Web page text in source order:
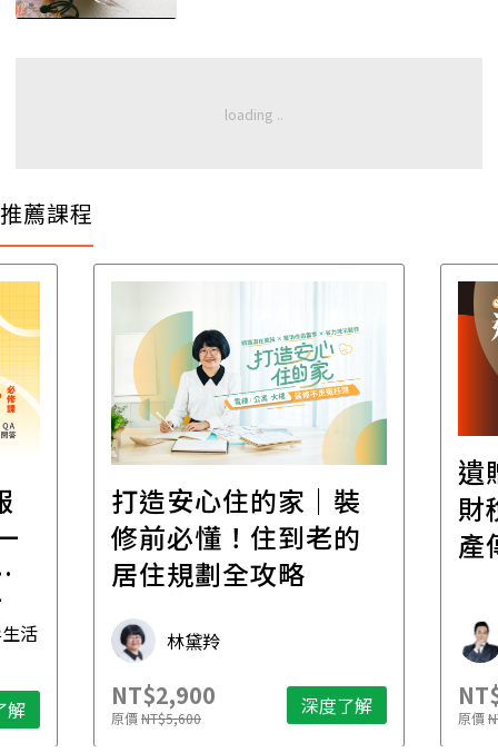
推薦課程
活
解
打造安心住的家｜裝
修前必懂！住到老的
居住規劃全攻略
林黛羚
NT$2,900
原價NT$5,600 深度了解
遺
財
產
原價